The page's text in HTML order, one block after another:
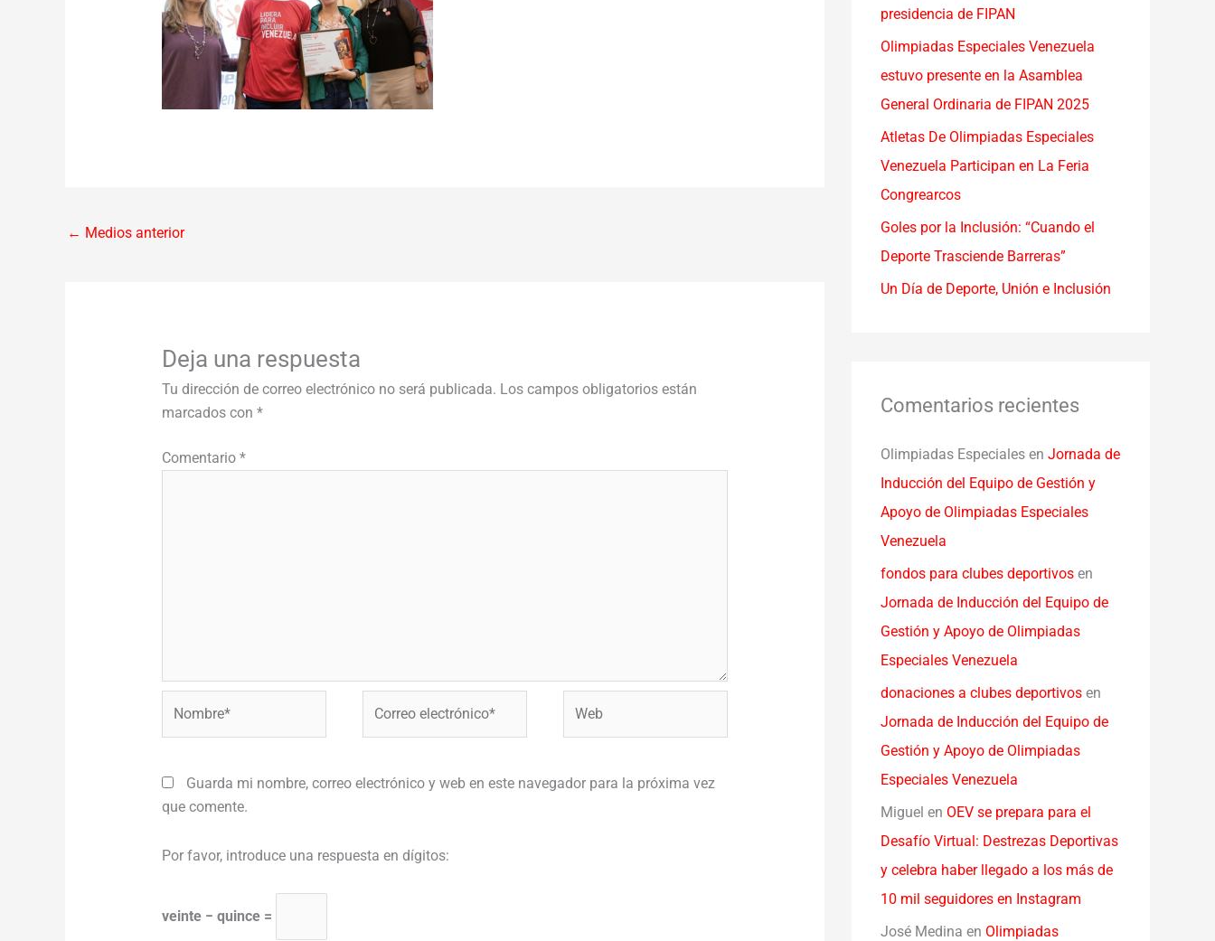
← Medios anterior
Deja una respuesta
Tu dirección de correo electrónico no será publicada. Los campos obligatorios están
marcados con *
Comentario *
Guarda mi nombre, correo electrónico y web en este navegador para la próxima vez
que comente.
Por favor, introduce una respuesta en dígitos:
veinte − quince =
o
r
:
presidencia de FIPAN
Olimpiadas Especiales Venezuela
estuvo presente en la Asamblea
General Ordinaria de FIPAN 2025
Atletas De Olimpiadas Especiales
Venezuela Participan en La Feria
Congrearcos
Goles por la Inclusión: “Cuando el
Deporte Trasciende Barreras”
Un Día de Deporte, Unión e Inclusión
Comentarios recientes
Olimpiadas Especiales en Jornada de
Inducción del Equipo de Gestión y
Apoyo de Olimpiadas Especiales
Venezuela
fondos para clubes deportivos en
Jornada de Inducción del Equipo de
Gestión y Apoyo de Olimpiadas
Especiales Venezuela
donaciones a clubes deportivos en
Jornada de Inducción del Equipo de
Gestión y Apoyo de Olimpiadas
Especiales Venezuela
Miguel en OEV se prepara para el
Desafío Virtual: Destrezas Deportivas
y celebra haber llegado a los más de
10 mil seguidores en Instagram
José Medina en Olimpiadas